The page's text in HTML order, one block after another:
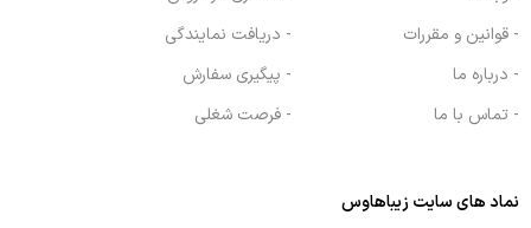
- قوانین و مقررات
- درباره ما
- تماس با ما
- دریافت نمایندگی
- پیگیری سفارش
- فرصت شغلی
نماد های سایت زیباهاوس